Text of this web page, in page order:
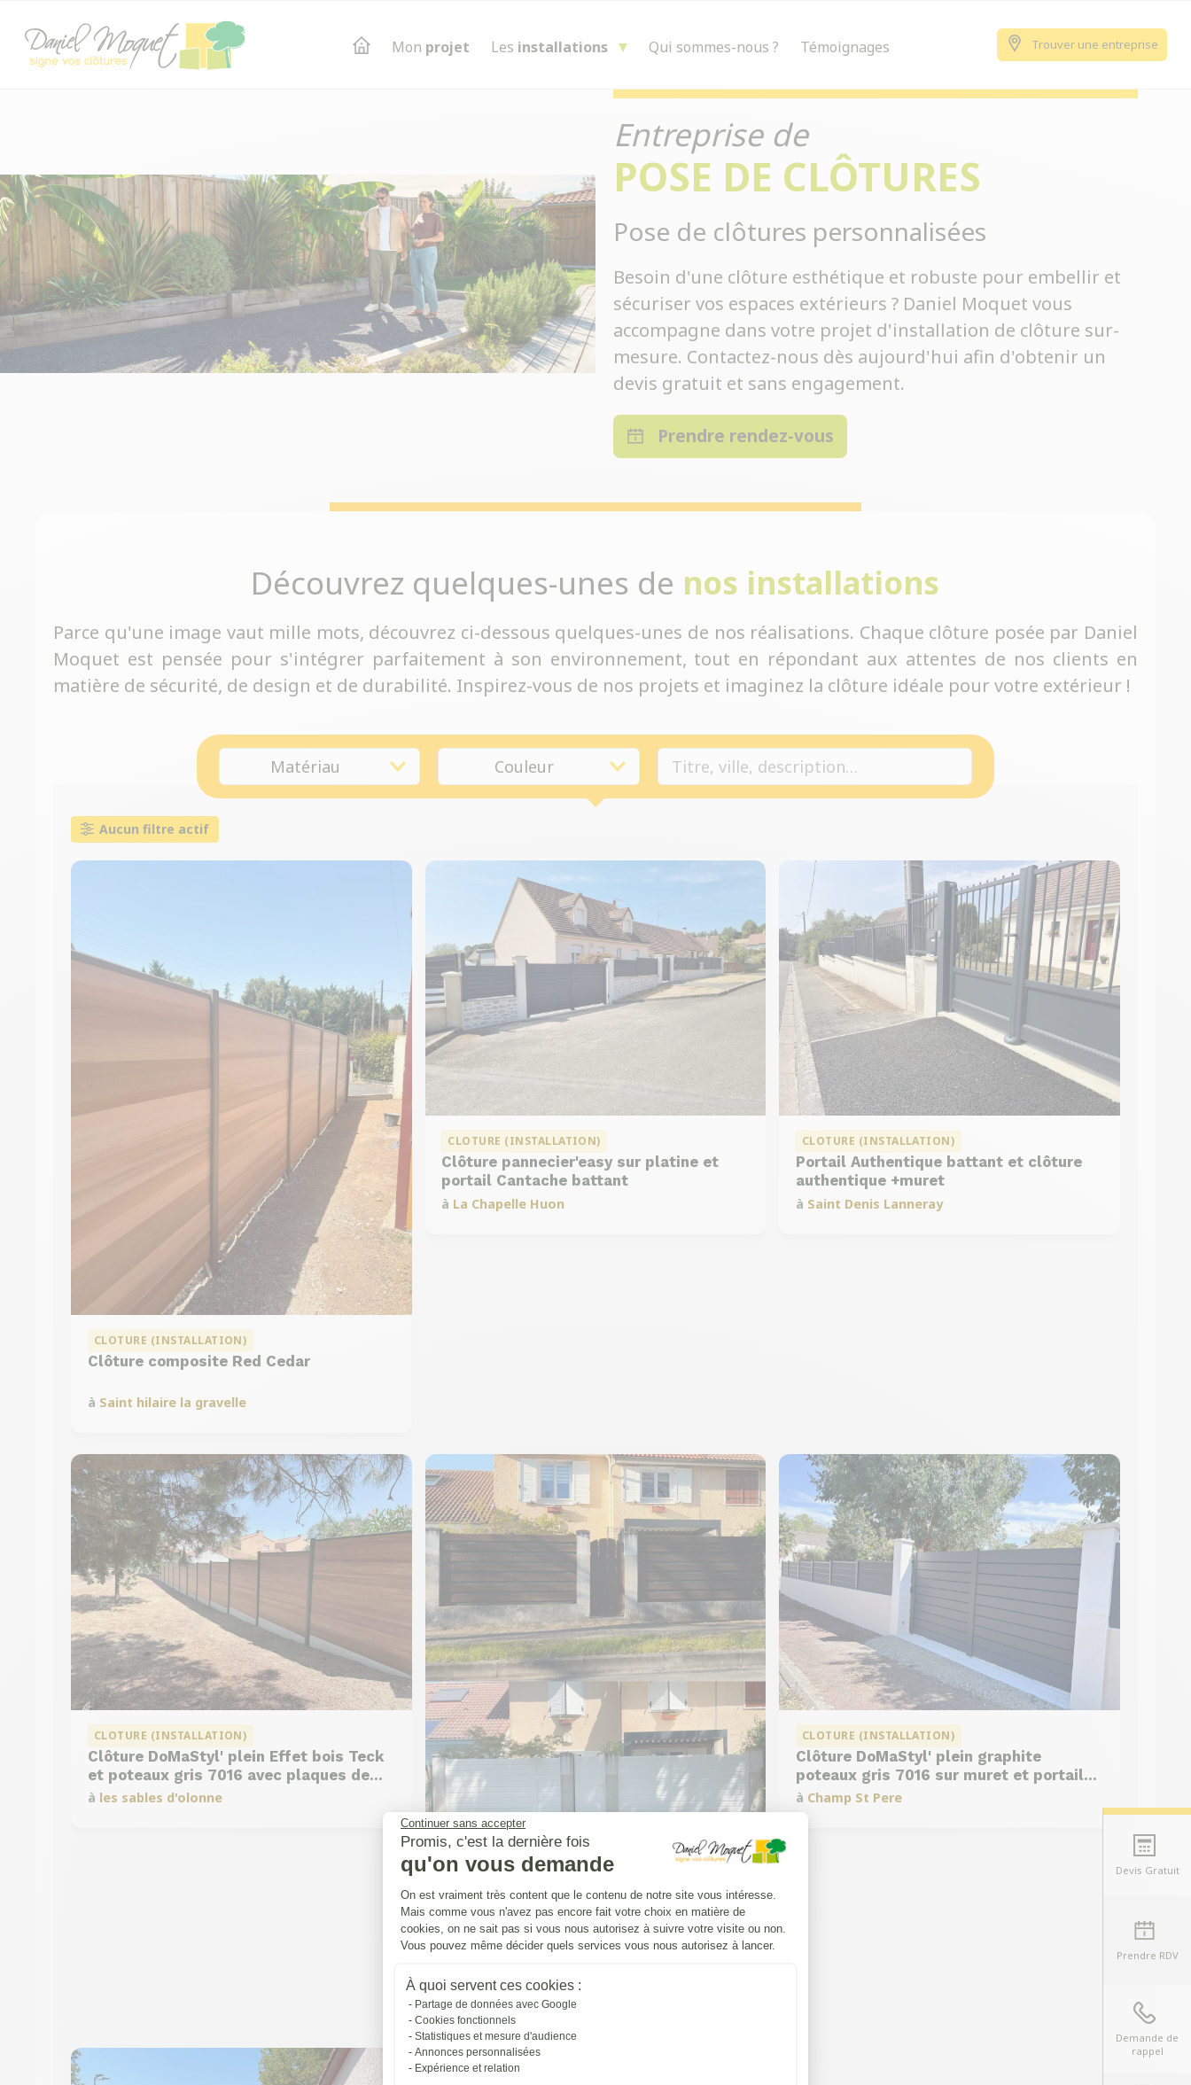
Continuer sans accepter
Promis, c'est la dernière fois
qu'on vous demande
Plateforme de Gestion du Consentement : Personnalisez vos Options
On est vraiment très content que le contenu de notre site vous intéresse.
Mais comme vous n'avez pas encore fait votre choix en matière de
cookies, on ne sait pas si vous nous autorisez à suivre votre visite ou non.
Vous pouvez même décider quels services vous nous autorisez à lancer.
À quoi servent ces cookies :
Partage de données avec Google
Cookies fonctionnels
Statistiques et mesure d'audience
Annonces personnalisées
Expérience et relation
Axeptio consent
Mon projet Les installations Qui sommes-nous ? Témoignages Trouver une entreprise
Entreprise de
POSE DE CLÔTURES
Pose de clôtures personnalisées
Besoin d'une clôture esthétique et robuste pour embellir et
sécuriser vos espaces extérieurs ? Daniel Moquet vous
accompagne dans votre projet d'installation de clôture sur-
mesure. Contactez-nous dès aujourd'hui afin d'obtenir un
devis gratuit et sans engagement.
Prendre rendez-vous
Découvrez quelques-unes de nos installations
Parce qu'une image vaut mille mots, découvrez ci-dessous quelques-unes de nos réalisations. Chaque clôture posée par Daniel
Moquet est pensée pour s'intégrer parfaitement à son environnement, tout en répondant aux attentes de nos clients en
matière de sécurité, de design et de durabilité. Inspirez-vous de nos projets et imaginez la clôture idéale pour votre extérieur !
Matériau Couleur
Aucun filtre actif
CLOTURE (INSTALLATION)
Clôture composite Red Cedar
à Saint hilaire la gravelle
CLOTURE (INSTALLATION)
Clôture pannecier'easy sur platine et
portail Cantache battant
à La Chapelle Huon
CLOTURE (INSTALLATION)
Portail Authentique battant et clôture
authentique +muret
à Saint Denis Lanneray
CLOTURE (INSTALLATION)
Clôture DoMaStyl' plein Effet bois Teck
et poteaux gris 7016 avec plaques de
soubassement béton
à les sables d'olonne
CLOTURE (INSTALLATION)
Pose d'une Clôture Yat'Easy avec un
St-priest
CLOTURE (INSTALLATION)
Clôture DoMaStyl' plein graphite
poteaux gris 7016 sur muret et portail
coulissant Classic Strong
à Champ St Pere
Devis Gratuit
Prendre RDV
Demande de
rappel